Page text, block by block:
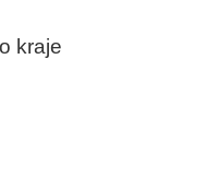
kraje